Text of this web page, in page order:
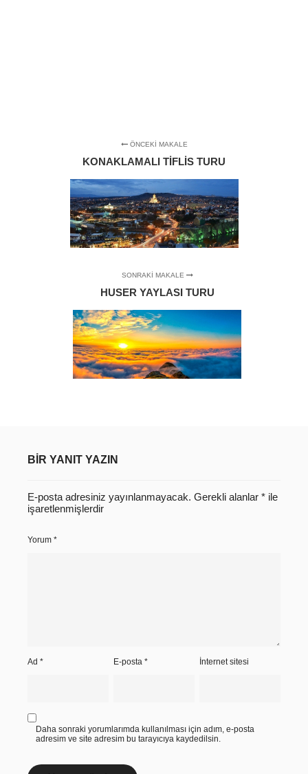
ÖNCEKI MAKALE
KONAKLAMALI TIFLIS TURU
SONRAKI MAKALE
HUSER YAYLASI TURU
BIR YANIT YAZIN
E-posta adresiniz yayınlanmayacak. Gerekli alanlar * ile
işaretlenmişlerdir
Yorum *
Ad * E-posta* İnternet sitesi
Daha sonraki yorumlarımda kullanılması için adım, e-posta
adresim ve site adresim bu tarayıcıya kaydedilsin.